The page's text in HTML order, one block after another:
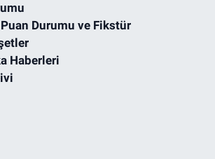
Durumu ve Fikstür
Haberleri